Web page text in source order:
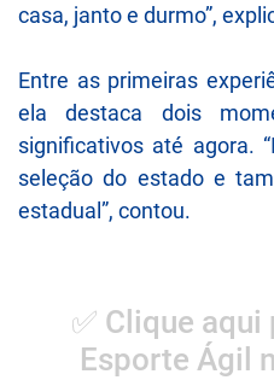
casa, janto e durmo”,
Entre as primeiras
ela destaca dois
significativos até agora.
seleção do estado e
estadual”, contou.
✅ Clique
Esporte Ágil